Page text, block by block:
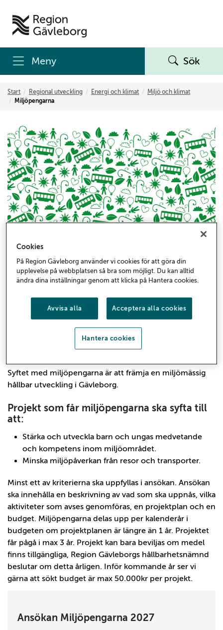
Meny Sök
Start Regional utveckling Energi och klimat
Miljö och klimat
Miljöpengarna
Miljöpengarna – främjar
miljösatsningar
Miljöpengarna är en chans för föreningar, företag
och organisationer att testa nya idéer för att stärka
miljömedvetenheten och en hållbar utveckling.
Miljöpengarnas kriterier
Syftet med miljöpengarna är att främja en miljömässig
hållbar utveckling i Gävleborg.
Projekt som får miljöpengarna ska syfta till
att:
Stärka och utveckla barn och ungas medvetande
och kompetens inom miljöområdet.
Minska miljöpåverkan från resor och transporter.
Minst ett av kriterierna ska uppfyllas i ansökan. Ansökan
ska innehålla en beskrivning av vad som ska uppnås, vilka
aktiviteter som avses genomföras, en projektplan och en
budget. Miljöpengarna delas upp per kalenderår i
budgeten om projektplanen är längre än 1 år. Projektet
får pågå i max 3 år. Projekt kan bara beviljas om medel
finns tillgängliga, Region Gävleborgs hållbarhetsnämnd
beslutar om detta årligen. Inför kommande år ser vi
gärna att sökt budget är max 50.000kr per projekt.
Ansökan Miljöpengarna 2027
Cookies
På Region Gävleborg använder vi cookies för att göra din
upplevelse på webbplatsen så bra som möjligt. Du kan alltid
ändra dina inställningar genom att klicka på Hantera cookies.
Avvisa alla Acceptera alla cookies
Hantera cookies